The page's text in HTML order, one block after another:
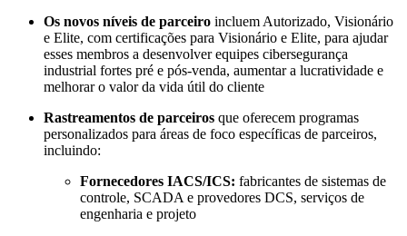
Os novos níveis de parceiro incluem Autorizado, Visionário
e Elite, com certificações para Visionário e Elite, para ajudar
esses membros a desenvolver equipes cibersegurança
industrial fortes pré e pós-venda, aumentar a lucratividade e
melhorar o valor da vida útil do cliente
Rastreamentos de parceiros que oferecem programas
personalizados para áreas de foco específicas de parceiros,
incluindo:
Fornecedores IACS/ICS: fabricantes de sistemas de
controle, SCADA e provedores DCS, serviços de
engenharia e projeto